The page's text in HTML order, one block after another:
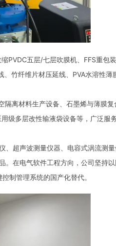
五层/七层吹膜机、FFS重包装
竹纤维片材压延线、PVA水溶性薄
离材料生产设备、石墨烯与薄膜复
级多层改性输液袋设备等，广泛服
超声波测量仪器、电容式涡流测
在电气软件工程方向，公司坚持以
制管理系统的国产化替代。